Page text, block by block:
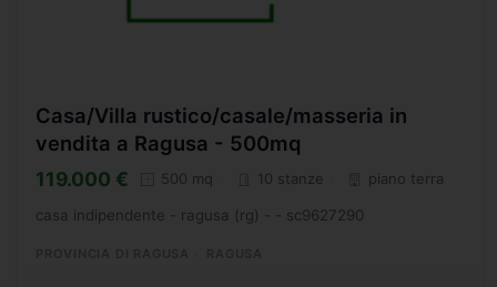
Casa/Villa rustico/casale/masseria in
vendita a Ragusa - 500mq
119.000 € 500 mq 10 stanze piano terra
casa indipendente - ragusa (rg) - - sc9627290